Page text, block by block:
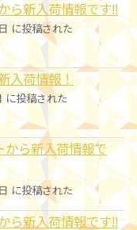
ら新入荷情報です!!
に投稿された
入荷情報！
に投稿された
から新入荷情報で
に投稿された
ら新入荷情報です!!